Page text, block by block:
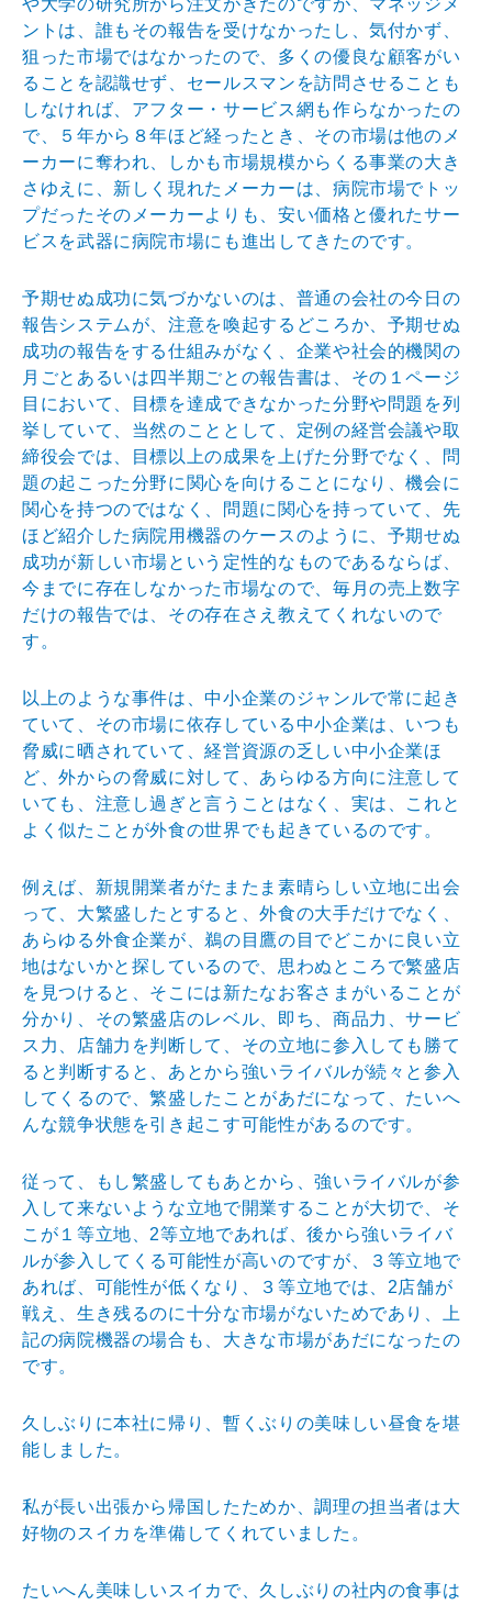
ントは、誰もその報告を受けなかったし、気付かず、
狙った市場ではなかったので、多くの優良な顧客がい
ることを認識せず、セールスマンを訪問させることも
しなければ、アフター・サービス網も作らなかったの
で、５年から８年ほど経ったとき、その市場は他のメ
ーカーに奪われ、しかも市場規模からくる事業の大き
さゆえに、新しく現れたメーカーは、病院市場でトッ
プだったそのメーカーよりも、安い価格と優れたサー
ビスを武器に病院市場にも進出してきたのです。
予期せぬ成功に気づかないのは、普通の会社の今日の
報告システムが、注意を喚起するどころか、予期せぬ
成功の報告をする仕組みがなく、企業や社会的機関の
月ごとあるいは四半期ごとの報告書は、その１ページ
目において、目標を達成できなかった分野や問題を列
挙していて、当然のこととして、定例の経営会議や取
締役会では、目標以上の成果を上げた分野でなく、問
題の起こった分野に関心を向けることになり、機会に
関心を持つのではなく、問題に関心を持っていて、先
ほど紹介した病院用機器のケースのように、予期せぬ
成功が新しい市場という定性的なものであるならば、
今までに存在しなかった市場なので、毎月の売上数字
だけの報告では、その存在さえ教えてくれないので
す。
以上のような事件は、中小企業のジャンルで常に起き
ていて、その市場に依存している中小企業は、いつも
脅威に晒されていて、経営資源の乏しい中小企業ほ
ど、外からの脅威に対して、あらゆる方向に注意して
いても、注意し過ぎと言うことはなく、実は、これと
よく似たことが外食の世界でも起きているのです。
例えば、新規開業者がたまたま素晴らしい立地に出会
って、大繁盛したとすると、外食の大手だけでなく、
あらゆる外食企業が、鵜の目鷹の目でどこかに良い立
地はないかと探しているので、思わぬところで繁盛店
を見つけると、そこには新たなお客さまがいることが
分かり、その繁盛店のレベル、即ち、商品力、サービ
ス力、店舗力を判断して、その立地に参入しても勝て
ると判断すると、あとから強いライバルが続々と参入
してくるので、繁盛したことがあだになって、たいへ
んな競争状態を引き起こす可能性があるのです。
従って、もし繁盛してもあとから、強いライバルが参
入して来ないような立地で開業することが大切で、そ
こが１等立地、2等立地であれば、後から強いライバ
ルが参入してくる可能性が高いのですが、３等立地で
あれば、可能性が低くなり、３等立地では、2店舗が
戦え、生き残るのに十分な市場がないためであり、上
記の病院機器の場合も、大きな市場があだになったの
です。
久しぶりに本社に帰り、暫くぶりの美味しい昼食を堪
能しました。
私が長い出張から帰国したためか、調理の担当者は大
好物のスイカを準備してくれていました。
たいへん美味しいスイカで、久しぶりの社内の食事は